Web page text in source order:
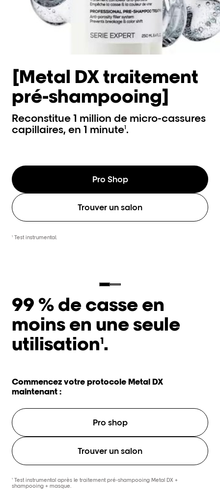
[Metal DX traitement
pré-shampooing]
Reconstitue 1 million de micro-cassures
capillaires, en 1 minute1.
Pro Shop
Trouver un salon
1 Test instrumental.
99 % de casse en
moins en une seule
utilisation1.
Commencez votre protocole Metal DX
maintenant :
Pro shop
Trouver un salon
¹ Test instrumental après le traitement pré-shampooing Metal DX +
shampooing + masque.